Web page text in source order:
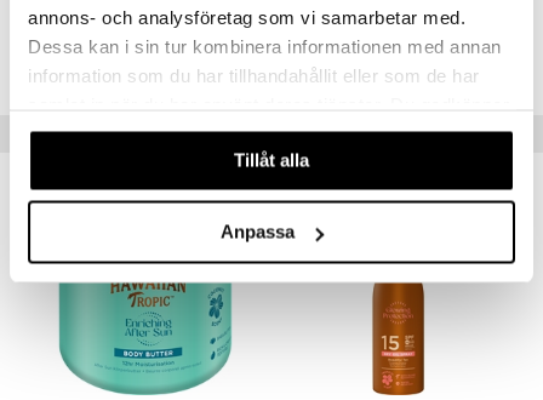
annons- och analysföretag som vi samarbetar med.
Dessa kan i sin tur kombinera informationen med annan
information som du har tillhandahållit eller som de har
våra cookies vid fortsatt användande av vår webbplats.
Tillåt alla
Anpassa
Tuotenumero
CHWAP-HT-180-XX-XX
Vinkkejä sinulle